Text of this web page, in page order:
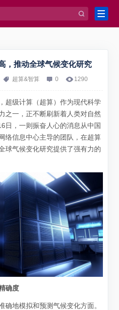
，推动全球气候变化研究
超算&智算 0 1290
超级计算（超算）作为现代科学
之一，正不断刷新着人类对自然
日，一则振奋人心的消息从中国
络信息中心主导的团队，在超算
球气候变化研究提供了强有力的
确度
确地模拟和预测气候变化方面。